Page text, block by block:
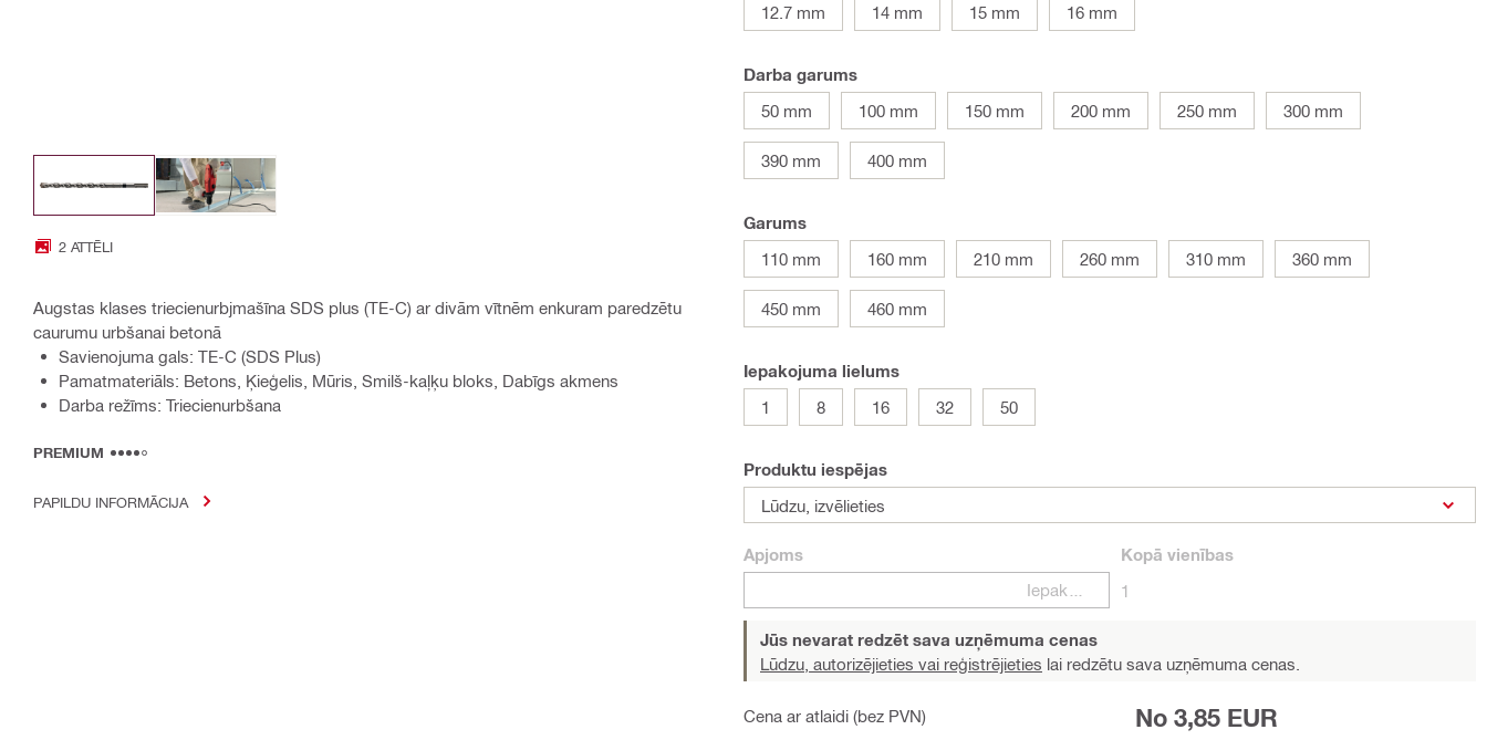
2 ATTĒLI
Augstas klases triecienurbjmašīna SDS plus (TE-C) ar divām vītnēm enkuram paredzētu
caurumu urbšanai betonā
Savienojuma gals: TE-C (SDS Plus)
Pamatmateriāls: Betons, Ķieģelis, Mūris, Smilš-kaļķu bloks, Dabīgs akmens
Darba režīms: Triecienurbšana
PREMIUM
PAPILDU INFORMĀCIJA
12.7 mm 14 mm 15 mm 16 mm
Darba garums
50 mm
100 mm 150 mm 200 mm 250 mm 300 mm
390 mm 400 mm
Garums
110 mm
160 mm 210 mm 260 mm 310 mm 360 mm
450 mm 460 mm
Iepakojuma lielums
1
8 16 32 50
Produktu iespējas
Lūdzu, izvēlieties
Apjoms
Kopā vienības
1
Jūs nevarat redzēt sava uzņēmuma cenas
Lūdzu, autorizējieties vai reģistrējieties lai redzētu sava uzņēmuma cenas.
Cena ar atlaidi (bez PVN) No 3,85 EUR